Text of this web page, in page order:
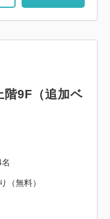
9F（追加ベ
（無料）